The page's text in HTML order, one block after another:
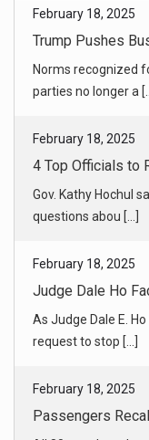
February 18, 2025
4 Top Officials to
Gov. Kathy Hochul
questions abou [...]
February 18, 2025
Judge Dale Ho
As Judge Dale E.
request to stop [...]
February 18, 2025
Passengers
All 80 people on
described finding [...]
February 18, 2025
What You Need